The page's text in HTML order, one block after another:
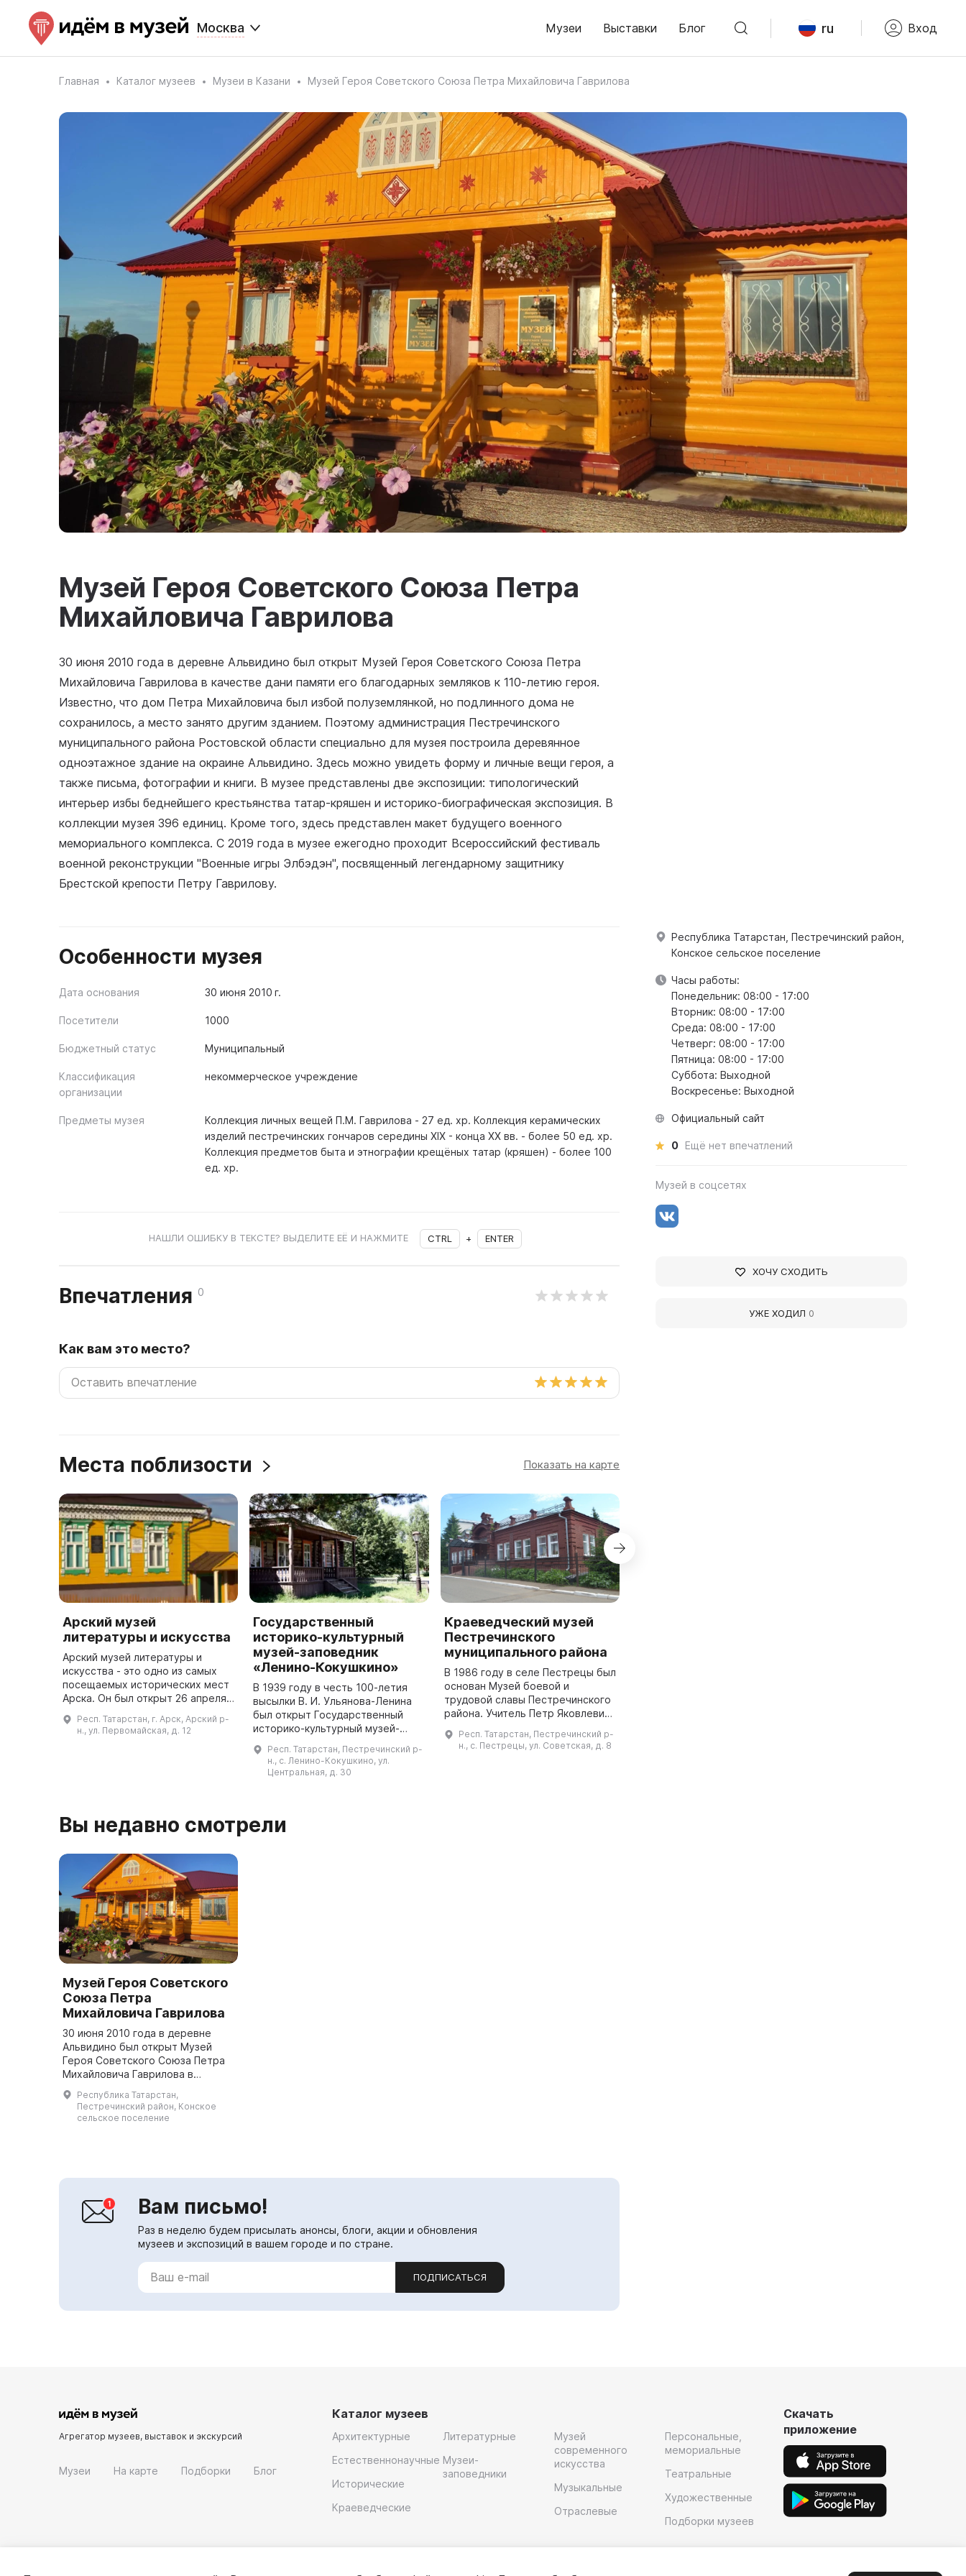
Москва Музеи Выставки Блог ru Вход
Главная Каталог музеев Музеи в Казани Музей Героя Советского Союза Петра Михайловича Гаврилова
Музей Героя Советского Союза Петра
Михайловича Гаврилова
30 июня 2010 года в деревне Альвидино был открыт Музей Героя Советского Союза Петра
Михайловича Гаврилова в качестве дани памяти его благодарных земляков к 110-летию героя.
Известно, что дом Петра Михайловича был избой полуземлянкой, но подлинного дома не
сохранилось, а место занято другим зданием. Поэтому администрация Пестречинского
муниципального района Ростовской области специально для музея построила деревянное
одноэтажное здание на окраине Альвидино. Здесь можно увидеть форму и личные вещи героя, а
также письма, фотографии и книги. В музее представлены две экспозиции: типологический
интерьер избы беднейшего крестьянства татар-кряшен и историко-биографическая экспозиция. В
коллекции музея 396 единиц. Кроме того, здесь представлен макет будущего военного
мемориального комплекса. С 2019 года в музее ежегодно проходит Всероссийский фестиваль
военной реконструкции "Военные игры Элбэдэн", посвященный легендарному защитнику
Брестской крепости Петру Гаврилову.
Особенности музея
Дата основания 30 июня 2010 г.
Посетители 1000
Бюджетный статус Муниципальный
Классификация
организации
некоммерческое учреждение
Предметы музея
Коллекция личных вещей П.М. Гаврилова - 27 ед. хр. Коллекция керамических
изделий пестречинских гончаров середины XIX - конца XX вв. - более 50 ед. хр.
Коллекция предметов быта и этнографии крещёных татар (кряшен) - более 100
ед. хр.
НАШЛИ ОШИБКУ В ТЕКСТЕ? ВЫДЕЛИТЕ ЕЁ И НАЖМИТЕ CTRL + ENTER
Впечатления 0
Как вам это место?
Места поблизости Показать на карте
Арский музей
литературы и искусства
Арский музей литературы и
искусства - это одно из самых
посещаемых исторических мест
Арска. Он был открыт 26 апреля
благодаря трем сотрудникам. В
Респ. Татарстан, г. Арск, Арский р-
н., ул. Первомайская, д. 12
Государственный
историко-культурный
музей-заповедник
«Ленино-Кокушкино»
В 1939 году в честь 100-летия
высылки В. И. Ульянова-Ленина
был открыт Государственный
историко-культурный музей-
Во время революции усадьба
была подвергнута полному
Респ. Татарстан, Пестречинский р-
н., с. Ленино-Кокушкино, ул.
Центральная, д. 30
Краеведческий музей
Пестречинского
муниципального района
В 1986 году в селе Пестрецы был
основан Музей боевой и
трудовой славы Пестречинского
района. Учитель Петр Яковлевич
создатель школьного музея в
Респ. Татарстан, Пестречинский р-
н., с. Пестрецы, ул. Советская, д. 8
Вы недавно смотрели
Музей Героя Советского
Союза Петра
Михайловича Гаврилова
30 июня 2010 года в деревне
Альвидино был открыт Музей
Героя Советского Союза Петра
Михайловича Гаврилова в
качестве дани памяти его
благодарных земляков к 110-
летию героя. Известно, что дом
Республика Татарстан,
Пестречинский район, Конское
сельское поселение
Вам письмо!
Раз в неделю будем присылать анонсы, блоги, акции и обновления
музеев и экспозиций в вашем городе и по стране.
ПОДПИСАТЬСЯ
Республика Татарстан, Пестречинский район,
Конское сельское поселение
Часы работы:
Понедельник: 08:00 - 17:00
Вторник: 08:00 - 17:00
Среда: 08:00 - 17:00
Четверг: 08:00 - 17:00
Пятница: 08:00 - 17:00
Суббота: Выходной
Воскресенье: Выходной
Официальный сайт
0 Ещё нет впечатлений
Музей в соцсетях
ХОЧУ СХОДИТЬ
УЖЕ ХОДИЛ 0
Агрегатор музеев, выставок и экскурсий
Музеи На карте Подборки Блог
Каталог музеев
Архитектурные
Естественнонаучные
Исторические
Краеведческие
Литературные
Музеи-
заповедники
Музей
современного
искусства
Музыкальные
Отраслевые
Персональные,
мемориальные
Театральные
Художественные
Подборки музеев
Скачать
приложение